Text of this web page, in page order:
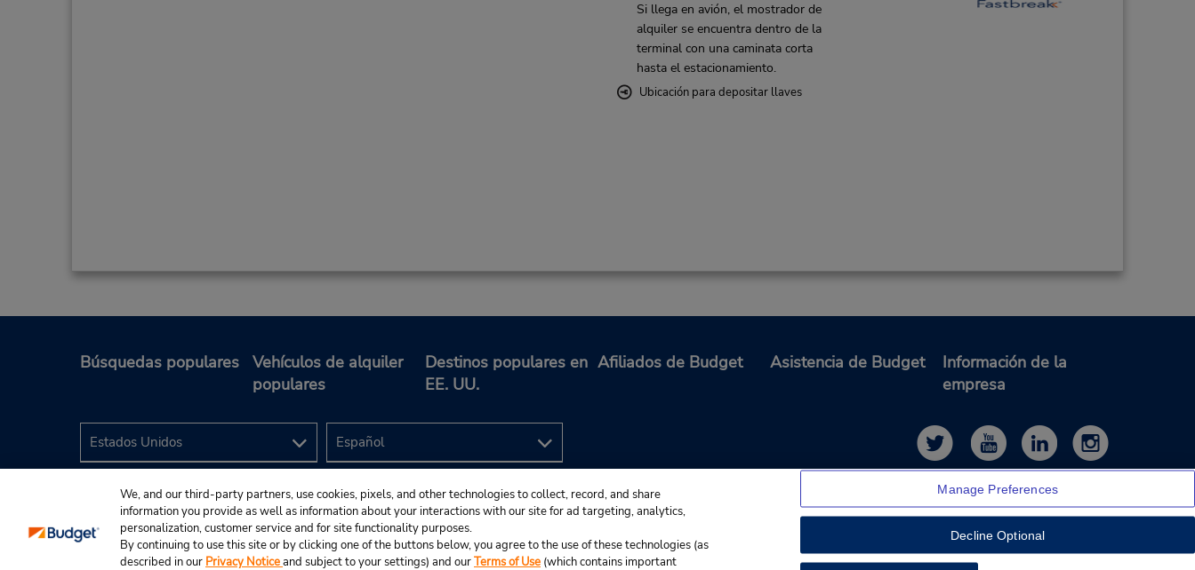
Si llega en avión, el mostrador de
alquiler se encuentra dentro de la
terminal con una caminata corta
hasta el estacionamiento.
Ubicación para depositar llaves
Búsquedas populares
Vehículos de alquiler
populares
Destinos populares en
EE. UU.
Afiliados de Budget Asistencia de Budget
Información de la
empresa
We, and our third-party partners, use cookies, pixels, and other technologies to collect, record, and share
information you provide as well as information about your interactions with our site for ad targeting, analytics,
personalization, customer service and for site functionality purposes.
By continuing to use this site or by clicking one of the buttons below, you agree to the use of these technologies (as
described in our Privacy Noticeand subject to your settings) and ourTerms of Use (which contains important
Manage Preferences
Decline Optional